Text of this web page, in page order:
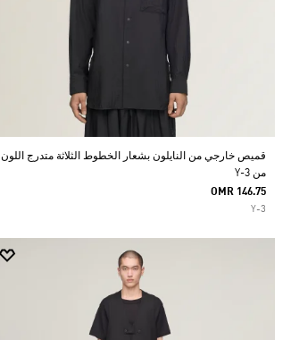
قميص خارجي من النايلون بشعار الخطوط الثلاثة متدرج اللون
من Y-3
OMR 146.75
Y-3